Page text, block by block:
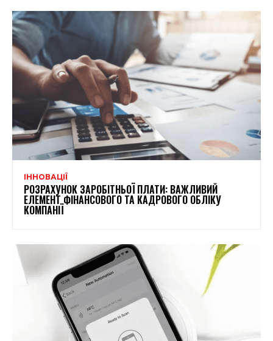
ІННОВАЦІЇ
РОЗРАХУНОК ЗАРОБІТНЬОЇ ПЛАТИ: ВАЖЛИВИЙ
ЕЛЕМЕНТ ФІНАНСОВОГО ТА КАДРОВОГО ОБЛІКУ
КОМПАНІЇ